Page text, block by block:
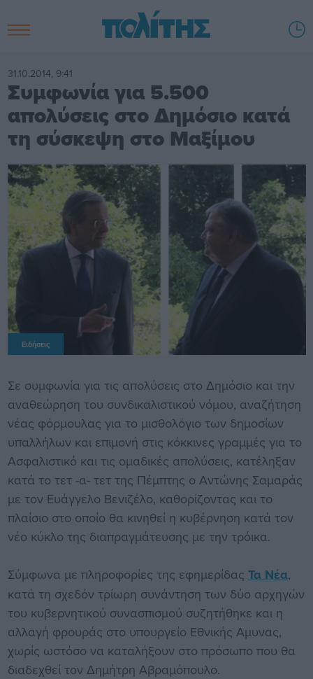
31.10.2014, 9:41
Συμφωνία για 5.500
απολύσεις στο Δημόσιο κατά
τη σύσκεψη στο Μαξίμου
Ειδήσεις
Σε συμφωνία για τις απολύσεις στο Δημόσιο και την
αναθεώρηση του συνδικαλιστικού νόμου, αναζήτηση
νέας φόρμουλας για το μισθολόγιο των δημοσίων
υπαλλήλων και επιμονή στις κόκκινες γραμμές για το
Ασφαλιστικό και τις ομαδικές απολύσεις, κατέληξαν
κατά το τετ -α- τετ της Πέμπτης ο Αντώνης Σαμαράς
με τον Ευάγγελο Βενιζέλο, καθορίζοντας και το
πλαίσιο στο οποίο θα κινηθεί η κυβέρνηση κατά τον
νέο κύκλο της διαπραγμάτευσης με την τρόικα.
Σύμφωνα με πληροφορίες της εφημερίδας Τα Νέα,
κατά τη σχεδόν τρίωρη συνάντηση των δύο αρχηγών
του κυβερνητικού συνασπισμού συζητήθηκε και η
αλλαγή φρουράς στο υπουργείο Εθνικής Αμυνας,
χωρίς ωστόσο να καταλήξουν στο πρόσωπο που θα
διαδεχθεί τον Δημήτρη Αβραμόπουλο.